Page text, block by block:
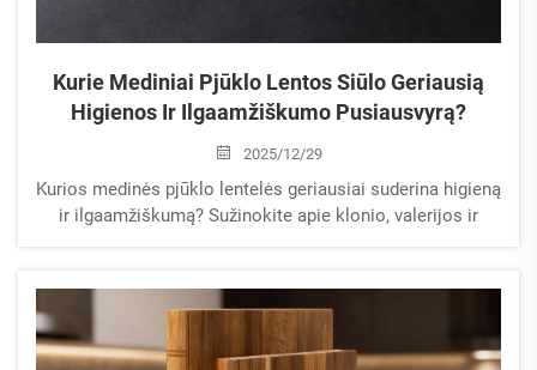
Kurie Mediniai Pjūklo Lentos Siūlo Geriausią
Higienos Ir Ilgaamžiškumo Pusiausvyrą?
2025/12/29
Kurios medinės pjūklo lentelės geriausiai suderina higieną
ir ilgaamžiškumą? Sužinokite apie klonio, valerijos ir